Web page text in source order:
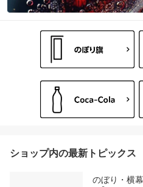
ショップ内の最新トピックス
のぼり・横